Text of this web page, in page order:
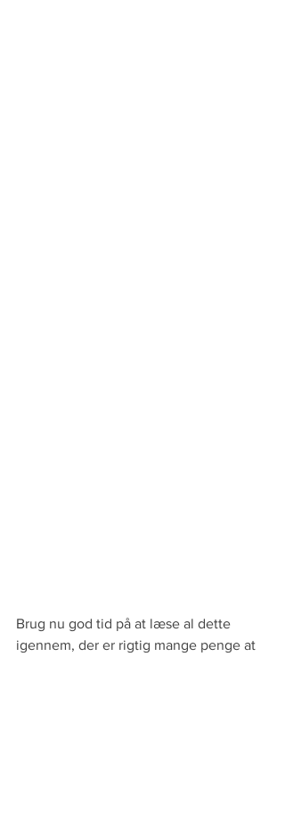
Brug nu god tid på at læse al dette
igennem, der er rigtig mange penge at